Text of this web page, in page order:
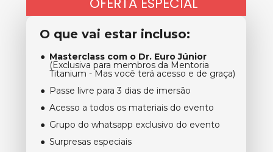
O que vai estar incluso:
Masterclass com o Dr. Euro Júnior
(Exclusiva para membros da Mentoria
Titanium - Mas você terá acesso e de graça)
Passe livre para 3 dias de imersão
Acesso a todos os materiais do evento
Grupo do whatsapp exclusivo do evento
Surpresas especiais